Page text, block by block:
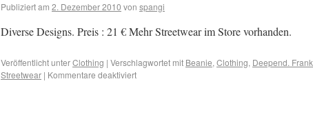
Publiziert am 2. Dezember 2010 von spangi
Diverse Designs. Preis : 21 € Mehr Streetwear im Store vorhanden.
Veröffentlicht unterClothing | Verschlagwortet mit Beanie, Clothing, Deepend.
Streetwear | Kommentare deaktiviert